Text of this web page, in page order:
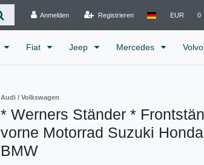
Anmelden Registrieren EUR 0
Fiat Jeep Mercedes Volvo
Audi / Volkswagen
* Werners Ständer *
vorne Motorrad Suzuki
BMW